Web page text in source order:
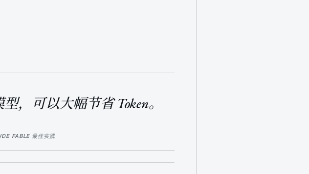
，可以大幅节省 Token。
FABLE 最佳实践